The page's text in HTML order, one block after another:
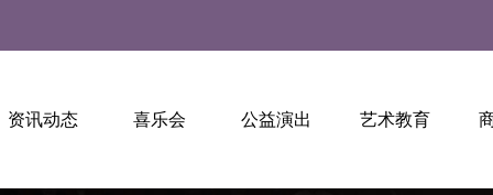
资讯动态 喜乐会 公益演出 艺术教育